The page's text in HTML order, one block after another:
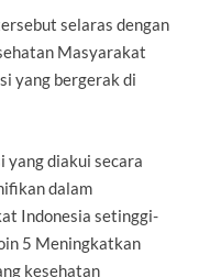
selaras dengan
Masyarakat
yang bergerak di
yang diakui secara
dalam
Indonesia setinggi-
5 Meningkatkan
kesehatan